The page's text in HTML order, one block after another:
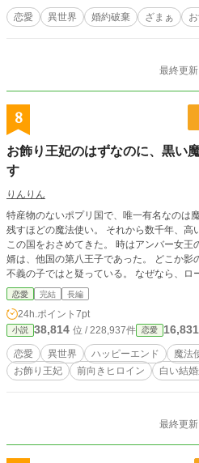
恋愛 異世界 婚約破棄 ざまぁ
最終更
8
お飾り王妃のはずなのに、黒い
す
りんりん
特産物のないポプリ国で、唯一有名なのは魔法だ。 初代女王は
残すほどの魔法使い。 それから数千年、高い魔力を引き継いだ女王の子孫達が
この国をおさめてきた。 時はアンバー女王の時代。 アンバー女王の夫シュリ王
婿は、他国の第八王子であった。 どこか影の薄い王婿は、三女ローズウッドを
不義の子ではと疑っている。 なぜなら、ローズウッドだけが 自分と同じ金髪碧
眼でなかったからだ。 ローズウッドの薄いピンク色の髪と瞳は宰相ククスにそ
っくりなのも、気にいらない。 アンバー女王の子供は四人で、すべて女の子だ
った。 なかでもローズウッドは、女王の悩みの種だ。 ローズウッドは、現在１
４才。 誰に似たのか、呑気で魔力も乏しい。 ある日ストーン国のレオ王から、
ローズウッド王女を妻にしたいとうい申し出が届いた。 ポ
国から魔法石の原料になる石を輸入している。 その石はストーン国から
れない。 そんな関係にある国の申し出を、断ることはできなかった。 しかし、
ちゃんと暮らしているうちに、ローズウッ
ーズウッドは、王にかけられた呪いをと
恋愛 完結 長編
24h.ポイント 7pt
小説 38,814 位 / 228,937件 恋愛 16,831
恋愛 異世界 ハッピーエンド 魔法
お飾り王妃
前向きヒロイン 白い結
最終更